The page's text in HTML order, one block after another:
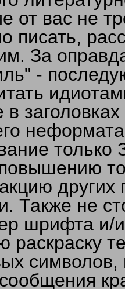
от вас не
писать,
За
-
в
Также не
шрифта и/
раскраску